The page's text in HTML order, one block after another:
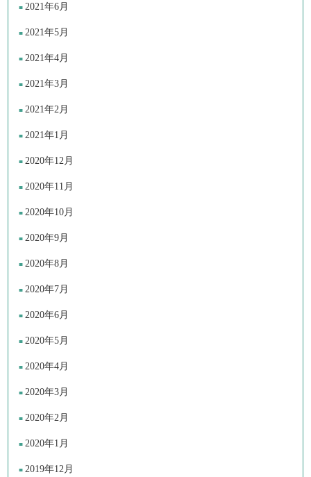
2021年6月
2021年5月
2021年4月
2021年3月
2021年2月
2021年1月
2020年12月
2020年11月
2020年10月
2020年9月
2020年8月
2020年7月
2020年6月
2020年5月
2020年4月
2020年3月
2020年2月
2020年1月
2019年12月